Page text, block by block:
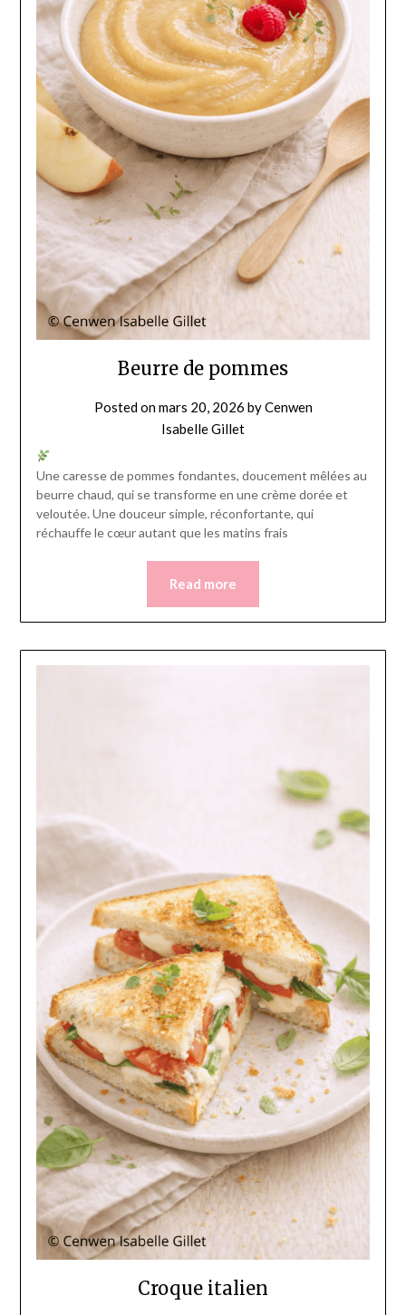
Beurre de pommes
Posted onmars 20, 2026 byCenwen
Isabelle Gillet
Une caresse de pommes fondantes, doucement mêlées au
beurre chaud, qui se transforme en une crème dorée et
veloutée. Une douceur simple, réconfortante, qui
réchauffe le cœur autant que les matins frais
Read more
Croque italien